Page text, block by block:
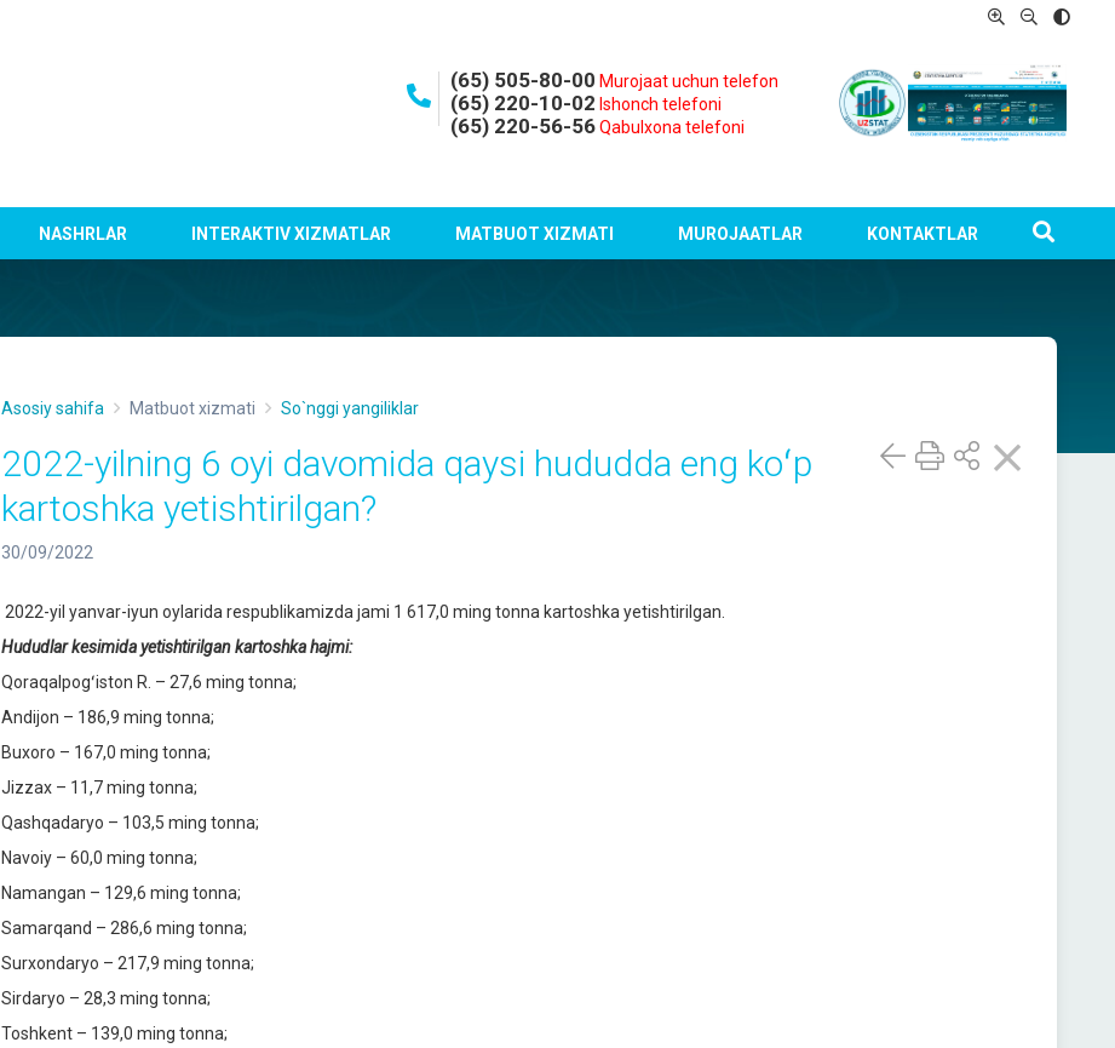
(65) 505-80-00 Murojaat uchun telefon
(65) 220-10-02 Ishonch telefoni
(65) 220-56-56 Qabulxona telefoni
NASHRLAR INTERAKTIV XIZMATLAR MATBUOT XIZMATI MUROJAATLAR KONTAKTLAR
Asosiy sahifa Matbuot xizmati So`nggi yangiliklar
2022-yilning 6 oyi davomida qaysi hududda eng koʻp
kartoshka yetishtirilgan?
30/09/2022
2022-yil yanvar-iyun oylarida respublikamizda jami 1 617,0 ming tonna kartoshka yetishtirilgan.
Hududlarkesimida yetishtirilgan kartoshka hajmi:
Qoraqalpogʻiston R. – 27,6 ming tonna;
Andijon – 186,9 ming tonna;
Buxoro – 167,0 ming tonna;
Jizzax – 11,7 ming tonna;
Qashqadaryo – 103,5 ming tonna;
Navoiy – 60,0 ming tonna;
Namangan – 129,6 ming tonna;
Samarqand – 286,6 ming tonna;
Surxondaryo – 217,9 ming tonna;
Sirdaryo – 28,3 ming tonna;
Toshkent – 139,0 ming tonna;